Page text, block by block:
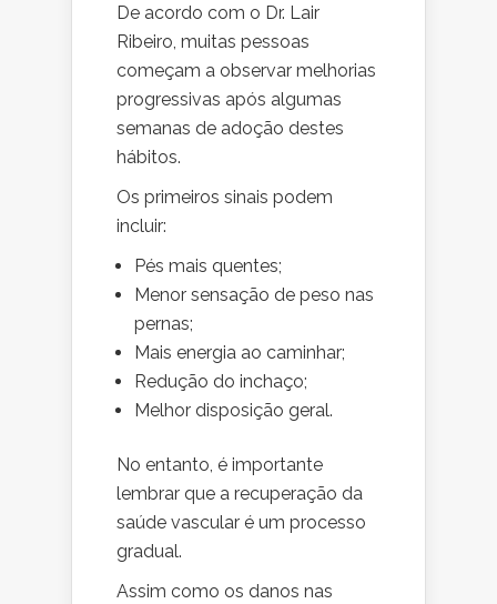
De acordo com o Dr. Lair
Ribeiro, muitas pessoas
começam a observar melhorias
progressivas após algumas
semanas de adoção destes
hábitos.
Os primeiros sinais podem
incluir:
Pés mais quentes;
Menor sensação de peso nas
pernas;
Mais energia ao caminhar;
Redução do inchaço;
Melhor disposição geral.
No entanto, é importante
lembrar que a recuperação da
saúde vascular é um processo
gradual.
Assim como os danos nas